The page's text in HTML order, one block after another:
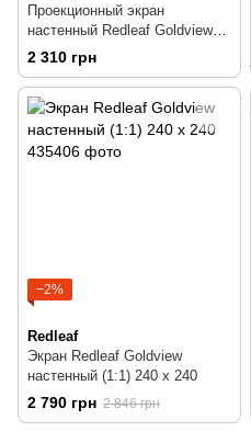
Проекционный экран
настенный Redleaf Goldview
SGM-1103 (180x180 см, 1:1)
2 310 грн
−2%
Redleaf
Экран Redleaf Goldview
настенный (1:1) 240 x 240
2 790 грн 2 846 грн